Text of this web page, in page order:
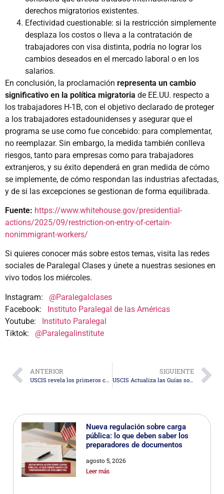
derechos migratorios existentes.
Efectividad cuestionable: si la restricción simplemente
desplaza los costos o lleva a la contratación de
trabajadores con visa distinta, podría no lograr los
cambios deseados en el mercado laboral o en los
salarios.
En conclusión, la proclamación representa un cambio
significativo en la política migratoria de EE.UU. respecto a
los trabajadores H-1B, con el objetivo declarado de proteger
a los trabajadores estadounidenses y asegurar que el
programa se use como fue concebido: para complementar,
no reemplazar. Sin embargo, la medida también conlleva
riesgos, tanto para empresas como para trabajadores
extranjeros, y su éxito dependerá en gran medida de cómo
se implemente, de cómo respondan las industrias afectadas,
y de si las excepciones se gestionan de forma equilibrada.
Fuente: https://www.whitehouse.gov/presidential-
actions/2025/09/restriction-on-entry-of-certain-
nonimmigrant-workers/
Si quieres conocer más sobre estos temas, visita las redes
sociales de Paralegal Clases y únete a nuestras sesiones en
vivo todos los miércoles.
Instagram: @Paralegalclases
Facebook: Instituto Paralegal de las Américas
Youtube: Instituto Paralegal
Tiktok: @Paralegalinstitute
ANTERIOR
USCIS revela los primeros cambios en el examen de naturalización: ¿Qué significan para los solicitantes?
SIGUIENTE
USCIS Actualiza las Guías sobre la Naturalización Militar
Nueva regulación sobre carga
pública: lo que deben saber los
preparadores de documentos
agosto 5, 2026
Leer más